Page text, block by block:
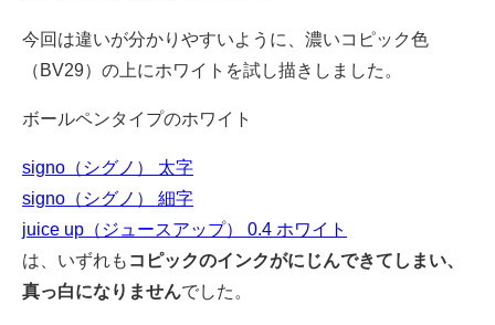
今回は違いが分かりやすいように、濃いコピック色
（BV29）の上にホワイトを試し描きしました。
ボールペンタイプのホワイト
signo（シグノ） 太字
signo（シグノ） 細字
juice up（ジュースアップ） 0.4 ホワイト
は、いずれも コピックのインクがにじんできてしまい、
真っ白になりませんでした。